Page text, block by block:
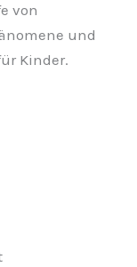
von
und
Kinder.